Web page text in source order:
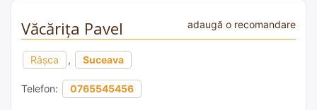
Văcăriţa Pavel adaugă o recomandare
Râşca , Suceava
Telefon: 0765545456